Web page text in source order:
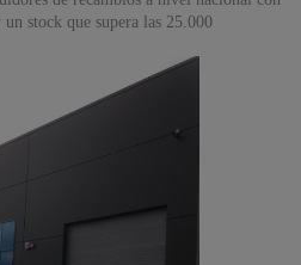
stock que supera las 25.000